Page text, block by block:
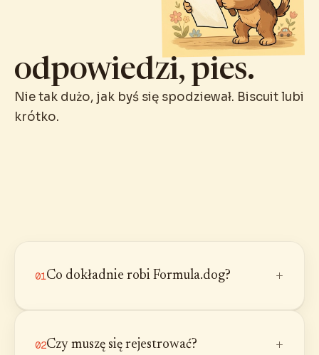
odpowiedzi, pies.
Nie tak dużo, jak byś się spodziewał. Biscuit lubi
krótko.
01Co dokładnie robi Formula.dog? +
02Czy muszę się rejestrować? +